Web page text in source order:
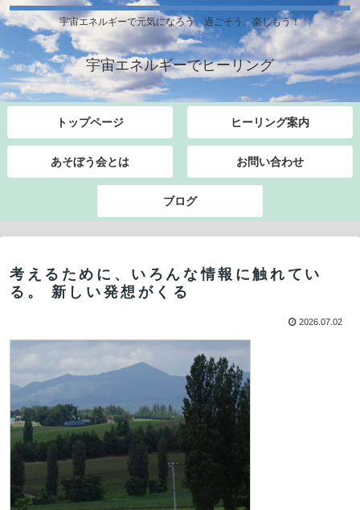
宇宙エネルギーで元気になろう、過ごそう、楽しもう！
宇宙エネルギーでヒーリング
トップページ ヒーリング案内
あそぼう会とは お問い合わせ
ブログ
考えるために、いろんな情報に触れてい
る。 新しい発想がくる
2026.07.02